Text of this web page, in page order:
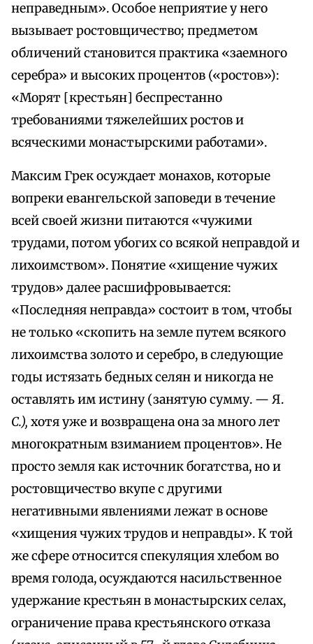
неправедным». Особое неприятие у него
вызывает ростовщичество; предметом
обличений становится практика «заемного
серебра» и высоких процентов («ростов»):
«Морят [крестьян] беспрестанно
требованиями тяжелейших ростов и
всяческими монастырскими работами».
Максим Грек осуждает монахов, которые
вопреки евангельской заповеди в течение
всей своей жизни питаются «чужими
трудами, потом убогих со всякой неправдой и
лихоимством». Понятие «хищение чужих
трудов» далее расшифровывается:
«Последняя неправда» состоит в том, чтобы
не только «скопить на земле путем всякого
лихоимства золото и серебро, в следующие
годы истязать бедных селян и никогда не
оставлять им истину (занятую сумму. — Я.
С.), хотя уже и возвращена она за много лет
многократным взиманием процентов». Не
просто земля как источник богатства, но и
ростовщичество вкупе с другими
негативными явлениями лежат в основе
«хищения чужих трудов и неправды». К той
же сфере относится спекуляция хлебом во
время голода, осуждаются насильственное
удержание крестьян в монастырских селах,
ограничение права крестьянского отказа